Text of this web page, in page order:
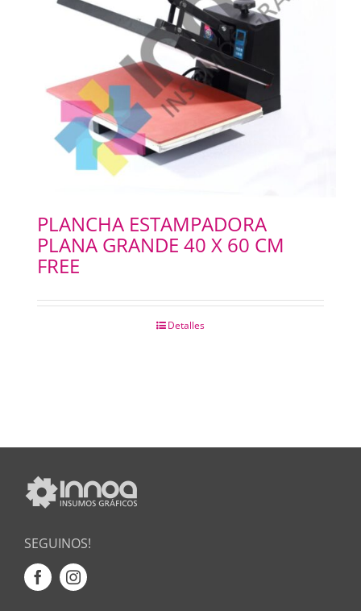
PLANCHA ESTAMPADORA
PLANA GRANDE 40 X 60 CM
FREE
Detalles
SEGUINOS!